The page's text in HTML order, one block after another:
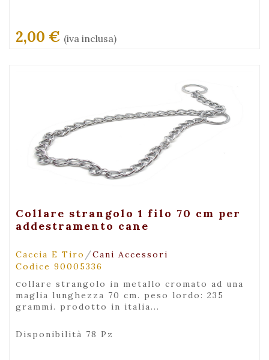
2,00 € (iva inclusa)
+ Visualizza
Collare strangolo 1 filo 70 cm per
addestramento cane
Caccia E Tiro /Cani Accessori
Codice 90005336
collare strangolo in metallo cromato ad una
maglia lunghezza 70 cm. peso lordo: 235
grammi. prodotto in italia...
Disponibilità 78 Pz